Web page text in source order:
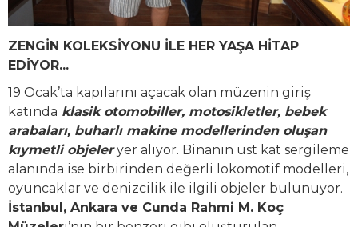
ZENGİN KOLEKSİYONU İLE HER YAŞA HİTAP
EDİYOR...
19 Ocak’ta kapılarını açacak olan müzenin giriş
katında klasik otomobiller, motosikletler, bebek
arabaları, buharlı makine modellerinden oluşan
kıymetli objeleryer alıyor. Binanın üst kat sergileme
alanında ise birbirinden değerli lokomotif modelleri,
oyuncaklar ve denizcilik ile ilgili objeler bulunuyor.
İstanbul, Ankara ve Cunda Rahmi M. Koç